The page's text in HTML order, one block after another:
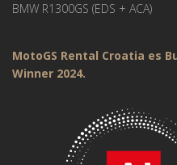
BMW R1300GS (EDS + ACA)
MotoGS Rental Croatia es
Winner 2024.